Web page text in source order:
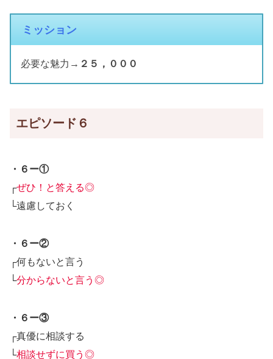
ミッション
必要な魅力→ ２５，０００
エピソード６
・６ー①
┌ぜひ！と答える◎
└遠慮しておく
・６ー②
┌何もないと言う
└分からないと言う◎
・６ー③
┌真優に相談する
└相談せずに買う◎